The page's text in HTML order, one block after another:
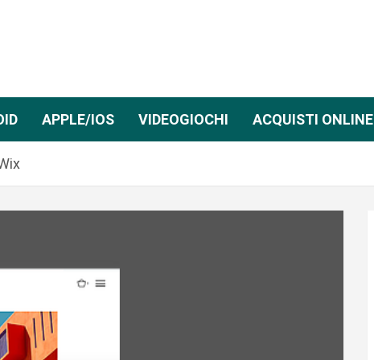
APPLE/IOS VIDEOGIOCHI ACQUISTI ONLINE